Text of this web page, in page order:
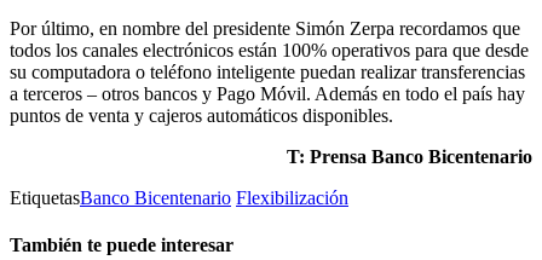
Por último, en nombre del presidente Simón Zerpa recordamos que
todos los canales electrónicos están 100% operativos para que desde
su computadora o teléfono inteligente puedan realizar transferencias
a terceros – otros bancos y Pago Móvil. Además en todo el país hay
puntos de venta y cajeros automáticos disponibles.
T: Prensa Banco Bicentenario
EtiquetasBanco Bicentenario Flexibilización
También te puede interesar